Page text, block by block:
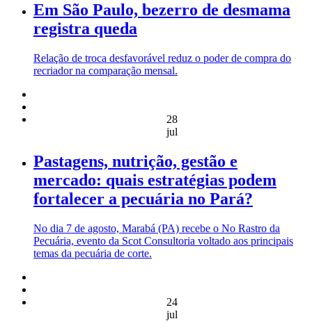
Em São Paulo, bezerro de desmama
registra queda
Relação de troca desfavorável reduz o poder de compra do
recriador na comparação mensal.
28
jul
Pastagens, nutrição, gestão e
mercado: quais estratégias podem
fortalecer a pecuária no Pará?
No dia 7 de agosto, Marabá (PA) recebe o No Rastro da
Pecuária, evento da Scot Consultoria voltado aos principais
temas da pecuária de corte.
24
jul